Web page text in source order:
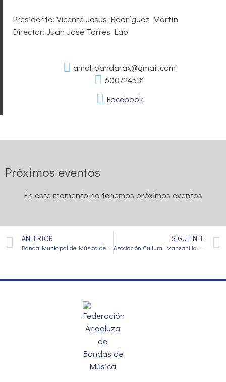
Presidente: Vicente Jesus Rodríguez Martín
Director: Juan José Torres Lao
amaltoandarax@gmail.com
600724531
Facebook
Próximos eventos
En este momento no tenemos próximos eventos
ANTERIOR SIGUIENTE